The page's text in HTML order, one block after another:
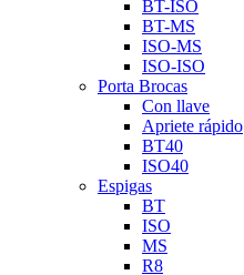
BT-ISO
BT-MS
ISO-MS
ISO-ISO
Porta Brocas
Con llave
Apriete rápido
BT40
ISO40
Espigas
BT
ISO
MS
R8